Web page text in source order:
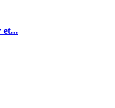
et...